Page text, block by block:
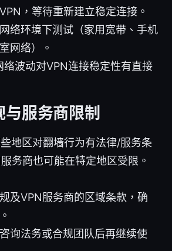
，等待重新建立稳定连接。
络环境下测试（家用宽带、手机
网络）。
络波动对VPN连接稳定性有直接
服务商限制
地区对翻墙行为有法律/服务条
务商也可能在特定地区受限。
及VPN服务商的区域条款，确
询法务或合规团队后再继续使